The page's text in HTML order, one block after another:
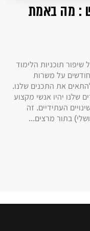
: מה באמת
תוכניות הלימוד
על משרות
את התכנים שלנו.
שלנו יהיו אנשי מקצוע
העתידיים. זה
בתור מרצים...